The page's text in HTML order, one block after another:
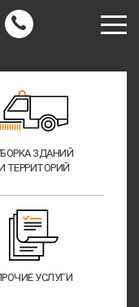
ЗДАНИЙ
ТЕРРИТОРИЙ
УСЛУГИ